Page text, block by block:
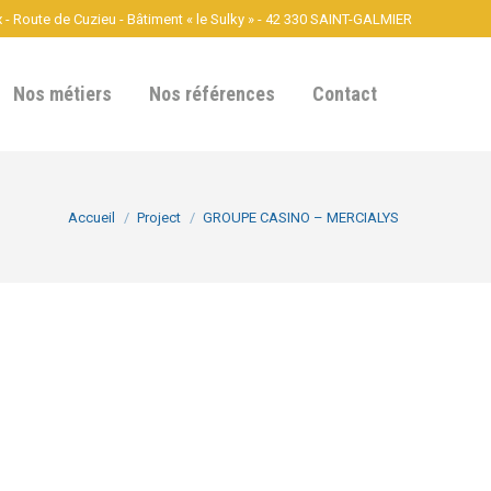
Route de Cuzieu - Bâtiment « le Sulky » - 42 330 SAINT-GALMIER
Nos métiers Nos références Contact
Vous êtes ici :
Accueil Project GROUPE CASINO – MERCIALYS